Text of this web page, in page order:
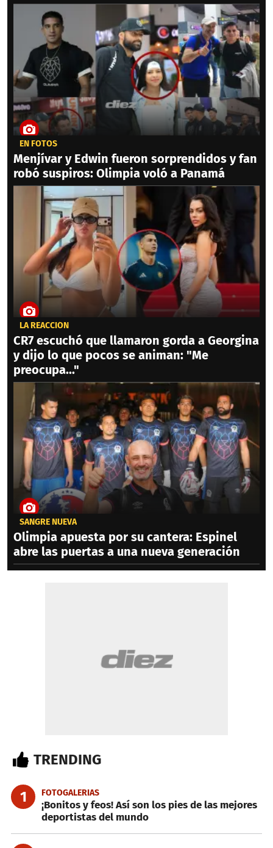
EN FOTOS
Menjívar y Edwin fueron sorprendidos y fan
robó suspiros: Olimpia voló a Panamá
LA REACCIÓN
CR7 escuchó que llamaron gorda a Georgina
y dijo lo que pocos se animan: "Me
preocupa..."
SANGRE NUEVA
Olimpia apuesta por su cantera: Espinel
abre las puertas a una nueva generación
TRENDING
1 FOTOGALERIAS
¡Bonitos y feos! Así son los pies de las mejores
deportistas del mundo